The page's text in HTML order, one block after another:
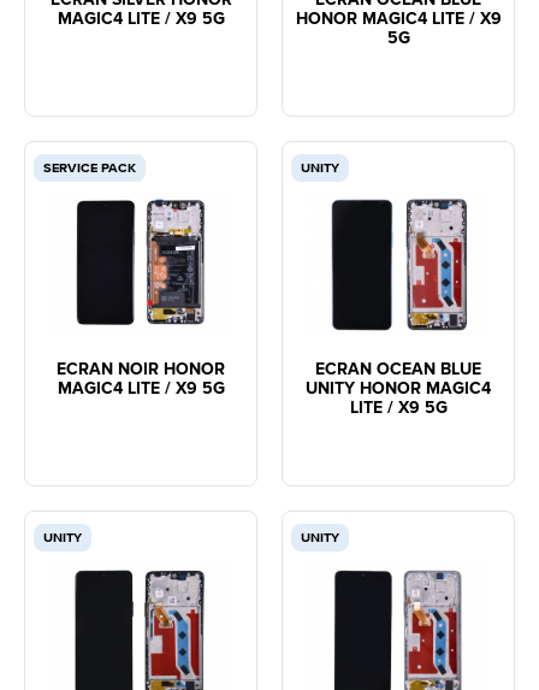
MAGIC4 LITE / X9 5G
HONOR MAGIC4 LITE / X9
5G
SERVICE PACK
ECRAN NOIR HONOR
MAGIC4 LITE / X9 5G
UNITY
ECRAN OCEAN BLUE
UNITY HONOR MAGIC4
LITE / X9 5G
UNITY UNITY